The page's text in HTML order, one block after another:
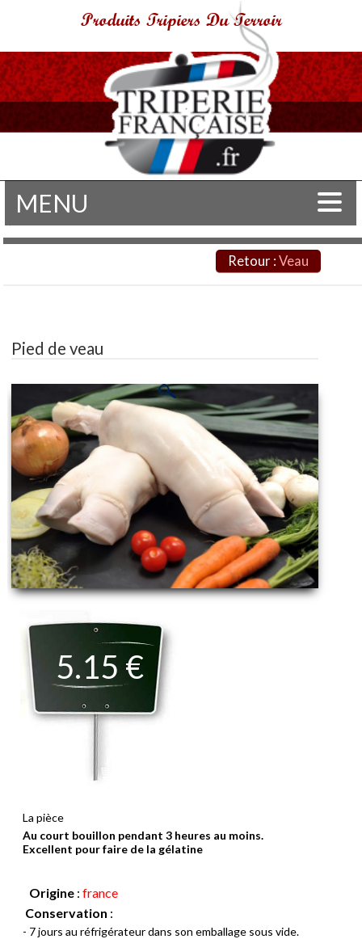
Produits Tripiers Du Terroir
MENU
Boeuf
Veau
Agneau
Porc
Charcuterie
GRILLADES
Savoir-Faire
Nos engagements
Origine & Terroir
Temoignages
Conseils préparation
Contact
Retour :Veau
Pied de veau
5.15 €
La pièce
Au court bouillon pendant 3 heures au moins.
Excellent pour faire de la gélatine
Origine :france
Conservation :
- 7 jours au réfrigérateur dans son emballage sous vide.